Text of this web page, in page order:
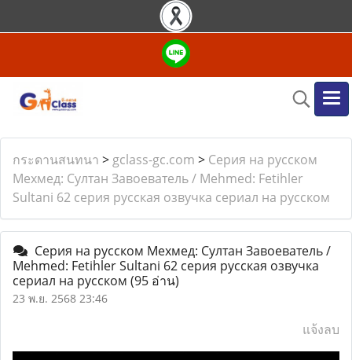
กระดานสนทนา > gclass-gc.com > Серия на русском
Мехмед: Султан Завоеватель / Mehmed: Fetihler
Sultani 62 серия русская озвучка сериал на русском
Серия на русском Мехмед: Султан Завоеватель /
Mehmed: Fetihler Sultani 62 серия русская озвучка
сериал на русском (95 อ่าน)
23 พ.ย. 2568 23:46
แจ้งลบ